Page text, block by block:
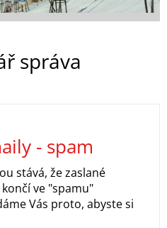
správa
- spam
stává, že zaslané
ve "spamu"
Vás proto, abyste si